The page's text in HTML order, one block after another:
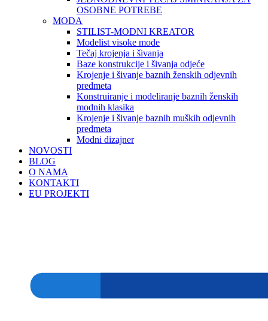
OSOBNE POTREBE
MODA
STILIST-MODNI KREATOR
Modelist visoke mode
Tečaj krojenja i šivanja
Baze konstrukcije i šivanja odjeće
Krojenje i šivanje baznih ženskih odjevnih
predmeta
Konstruiranje i modeliranje baznih ženskih
modnih klasika
Krojenje i šivanje baznih muških odjevnih
predmeta
Modni dizajner
NOVOSTI
BLOG
O NAMA
KONTAKTI
EU PROJEKTI